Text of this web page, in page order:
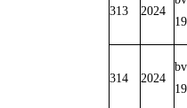
313 2024
314 2024